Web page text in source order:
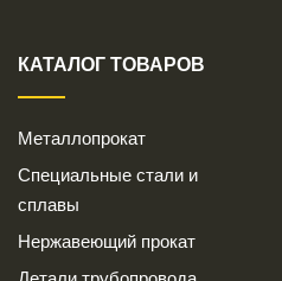
КАТАЛОГ ТОВАРОВ
Металлопрокат
Специальные стали и
сплавы
Нержавеющий прокат